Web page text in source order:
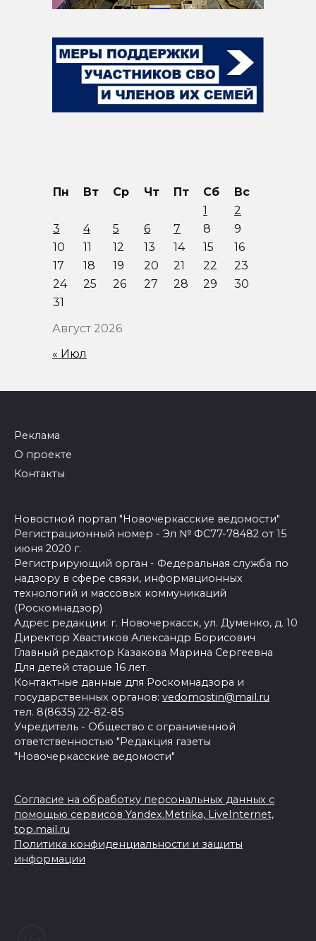
Август 2026
Пн Вт Ср Чт Пт Сб
Вс
1
2
3
4 5 6 7 8
9
10
11 12 13 14 15
16
17
18 19 20 21 22
23
24
25 26 27 28 29
30
31
« Июл
Реклама
О проекте
Контакты
Новостной портал "Новочеркасские ведомости"
Регистрационный номер - Эл № ФС77-78482 от 15
июня 2020 г.
Регистрирующий орган - Федеральная служба по
надзору в сфере связи, информационных
технологий и массовых коммуникаций
(Роскомнадзор)
Адрес редакции: г. Новочеркасск, ул. Думенко, д. 10
Директор Хвастиков Александр Борисович
Главный редактор Казакова Марина Сергеевна
Для детей старше 16 лет.
Контактные данные для Роскомнадзора и
государственных органов: vedomostin@mail.ru
тел. 8(8635) 22-82-85
Учредитель - Общество с ограниченной
ответственностью "Редакция газеты
"Новочеркасские ведомости"
Согласие на обработку персональных данных с
помощью сервисов Yandex.Metrika, LiveInternet,
top.mail.ru
Политика конфиденциальности и защиты
информации